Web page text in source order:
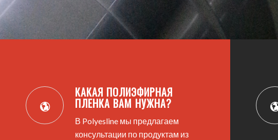
КАКАЯ ПОЛИЭФИРНАЯ
ПЛЕНКА ВАМ НУЖНА?
В Polyesline мы предлагаем
консультации по продуктам из